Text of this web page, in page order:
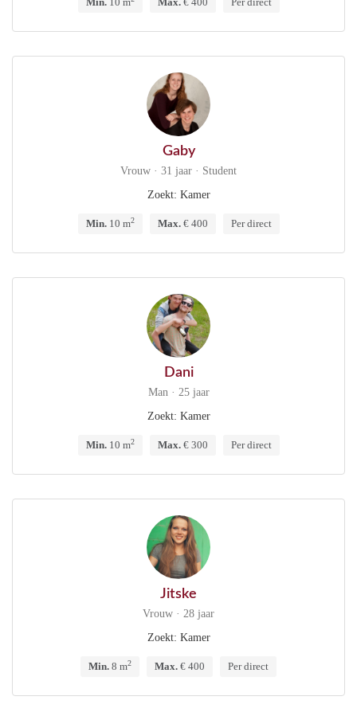
Gaby
Vrouw · 31 jaar · Student
Zoekt: Kamer
Min.10 m2 Max.€ 400 Per direct
Dani
Man · 25 jaar
Zoekt: Kamer
Min.10 m2 Max.€ 300 Per direct
Jitske
Vrouw · 28 jaar
Zoekt: Kamer
Min. 8 m2 Max. € 400 Per direct